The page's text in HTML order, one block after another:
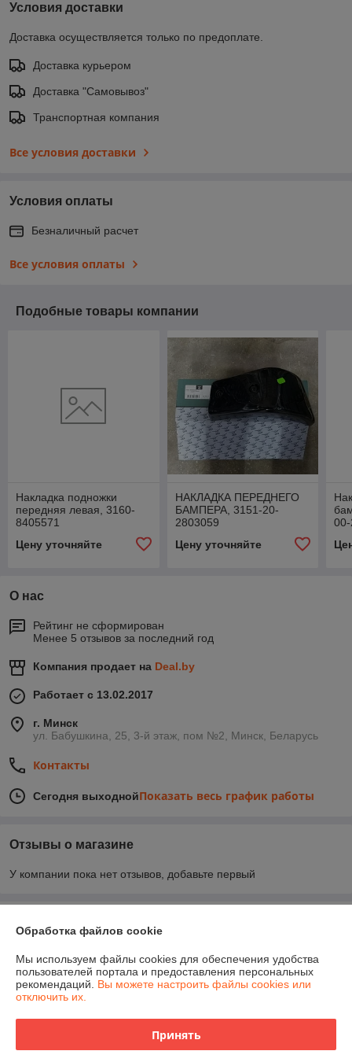
Условия доставки
Доставка осуществляется только по предоплате.
Доставка курьером
Доставка "Самовывоз"
Транспортная компания
Все условия доставки
Условия оплаты
Безналичный расчет
Все условия оплаты
Подобные товары компании
Накладка подножки
передняя левая, 3160-
8405571
Цену уточняйте
НАКЛАДКА ПЕРЕДНЕГО
БАМПЕРА, 3151-20-
2803059
Цену уточняйте
О нас
Рейтинг не сформирован
Менее 5 отзывов за последний год
Компания продает на Deal.by
Работает с 13.02.2017
г. Минск
ул. Бабушкина, 25, 3-й этаж, пом №2, Минск, Беларусь
Контакты
Сегодня выходнойПоказать весь график работы
Отзывы о магазине
У компании пока нет отзывов, добавьте первый
Контакты
Доставка и оплата
Обработка файлов cookie
Мы используем файлы cookies для обеспечения удобства
пользователей портала и предоставления персональных
рекомендаций. Вы можете настроить файлы cookies или
отключить их.
Принять